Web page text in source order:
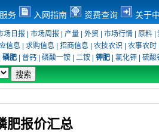
务 入网指南 资费查询 关于
场日报 市场周报 产量| 外贸 市场行情| 原料|
信息 求购信息 招商信息 农技农识 农事农时
磷肥 普钙 磷酸一铵 二铵 钾肥 氯化钾 硫酸
肥报价汇总